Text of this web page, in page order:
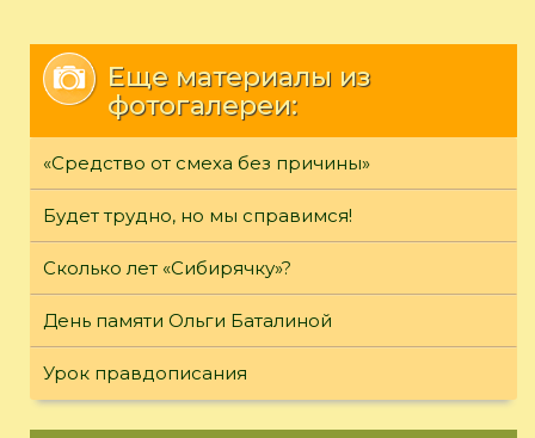
Еще материалы из
фотогалереи:
«Средство от смеха без причины»
Будет трудно, но мы справимся!
Сколько лет «Сибирячку»?
День памяти Ольги Баталиной
Урок правдописания